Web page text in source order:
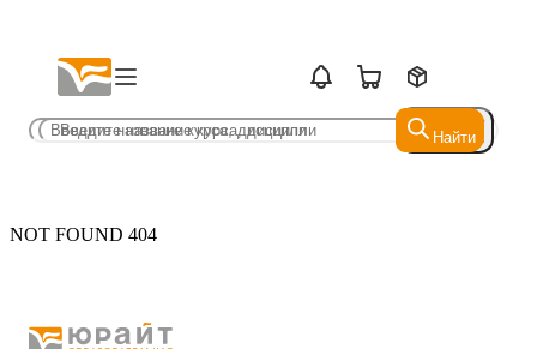
Найти
Найти
NOT FOUND 404